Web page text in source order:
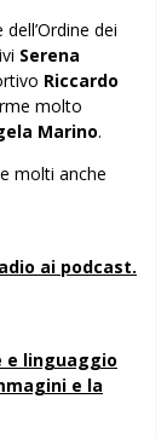
dei
Serena
Riccardo
molto
Marino.
molti anche
ai podcast.
e linguaggio
e la